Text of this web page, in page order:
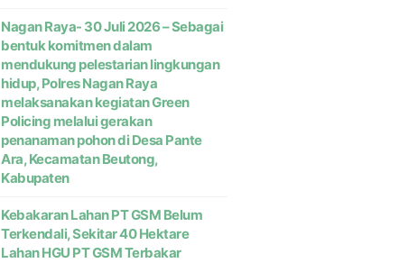
Nagan Raya- 30 Juli 2026 – Sebagai
bentuk komitmen dalam
mendukung pelestarian lingkungan
hidup, Polres Nagan Raya
melaksanakan kegiatan Green
Policing melalui gerakan
penanaman pohon di Desa Pante
Ara, Kecamatan Beutong,
Kabupaten
Kebakaran Lahan PT GSM Belum
Terkendali, Sekitar 40 Hektare
Lahan HGU PT GSM Terbakar